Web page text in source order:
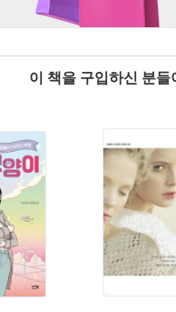
이 책을 구입하신 분